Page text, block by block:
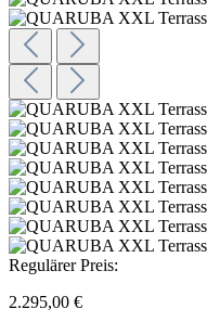
Regulärer Preis:
2.295,00 €